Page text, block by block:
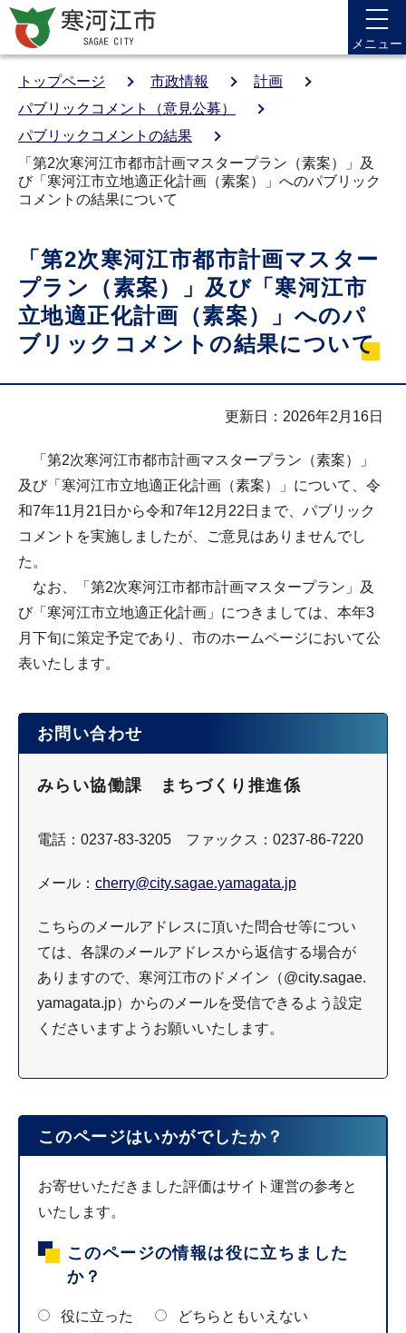
メニュー
トップページ 市政情報
計画
パブリックコメント（意見公募）
パブリックコメントの結果
「第2次寒河江市都市計画マスタープラン（素案）」及
び「寒河江市立地適正化計画（素案）」へのパブリック
コメントの結果について
「第2次寒河江市都市計画マスター
プラン（素案）」及び「寒河江市
立地適正化計画（素案）」へのパ
ブリックコメントの結果について
更新日：2026年2月16日
「第2次寒河江市都市計画マスタープラン（素案）」
及び「寒河江市立地適正化計画（素案）」について、令
和7年11月21日から令和7年12月22日まで、パブリック
コメントを実施しましたが、ご意見はありませんでし
た。
なお、「第2次寒河江市都市計画マスタープラン」及
び「寒河江市立地適正化計画」につきましては、本年3
月下旬に策定予定であり、市のホームページにおいて公
表いたします。
お問い合わせ
みらい協働課 まちづくり推進係
電話：0237-83-3205 ファックス：0237-86-7220
メール： cherry@city.sagae.yamagata.jp
こちらのメールアドレスに頂いた問合せ等につい
ては、各課のメールアドレスから返信する場合が
ありますので、寒河江市のドメイン（@city.sagae.
yamagata.jp）からのメールを受信できるよう設定
くださいますようお願いいたします。
このページはいかがでしたか？
お寄せいただきました評価はサイト運営の参考と
いたします。
このページの情報は役に立ちました
か？
役に立った
どちらともいえない